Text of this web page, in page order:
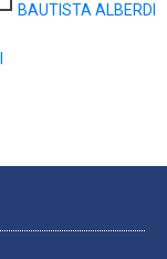
BAUTISTA ALBERDI